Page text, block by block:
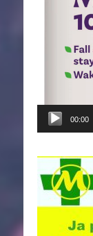
00:00